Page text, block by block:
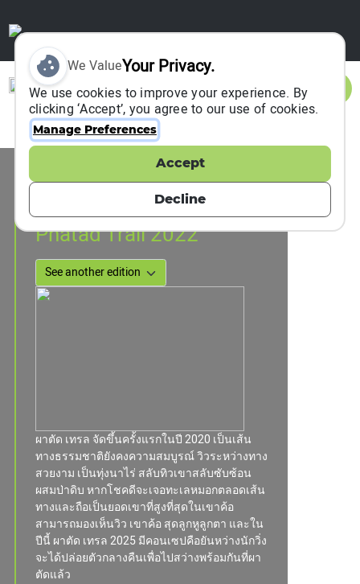
Sign In
Event Information
23 October 2022
Phatad Trail 2022
ผาตัด เทรล จัดขึ้นครั้งแรกในปี 2020 เป็นเส้น
ทางธรรมชาติยังคงความสมบูรณ์ วิวระหว่างทาง
สวยงาม เป็นทุ่งนาไร่ สลับทิวเขาสลับซับซ้อน
ผสมป่าดิบ หากโชคดีจะเจอทะเลหมอกตลอดเส้น
ทางและถือเป็นยอดเขาที่สูงที่สุดในเขาค้อ
สามารถมองเห็นวิว เขาค้อ สุดลูกหูลูกตา และใน
ปีนี้ ผาตัด เทรล 2025 มีคอนเซปคือยันหว่างนักวิ่ง
จะได้ปล่อยตัวกลางคืนเพื่อไปสว่างพร้อมกันที่ผา
ตัดแล้ว
We ValueYour Privacy.
We use cookies to improve your experience. By
clicking ‘Accept’, you agree to our use of cookies.
Manage Preferences
Accept
Decline